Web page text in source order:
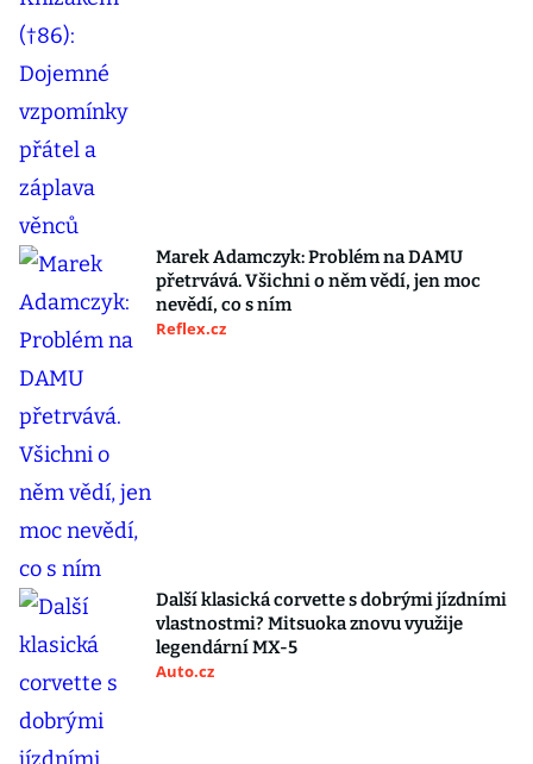
Marek Adamczyk: Problém na DAMU
přetrvává. Všichni o něm vědí, jen moc
nevědí, co s ním
Reflex.cz
Další klasická corvette s dobrými jízdními
vlastnostmi? Mitsuoka znovu využije
legendární MX-5
Auto.cz